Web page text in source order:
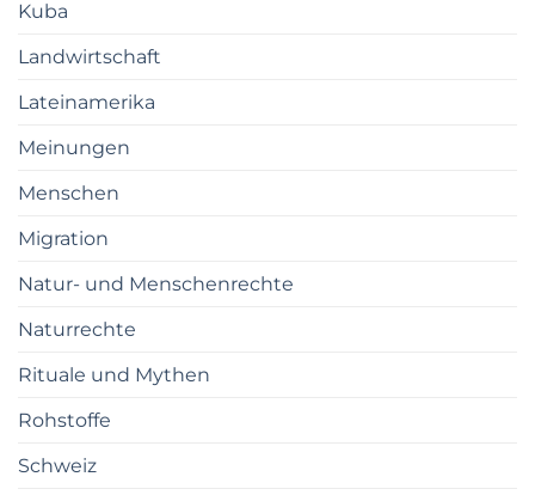
Kuba
Landwirtschaft
Lateinamerika
Meinungen
Menschen
Migration
Natur- und Menschenrechte
Naturrechte
Rituale und Mythen
Rohstoffe
Schweiz